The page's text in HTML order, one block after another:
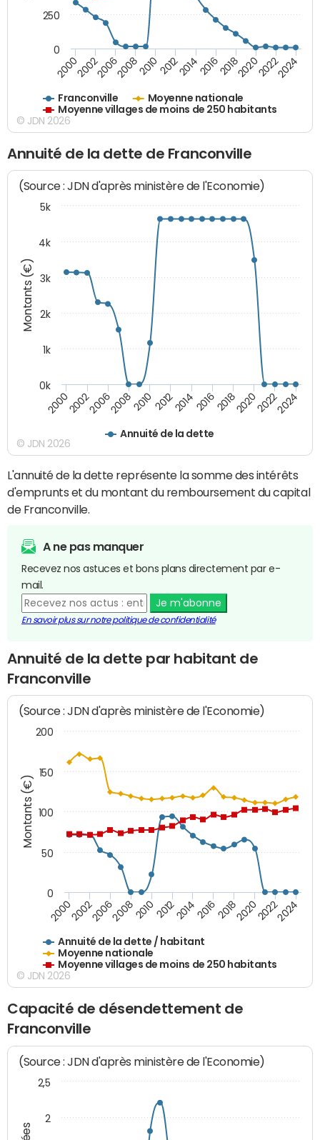
Franconville
Moyenne nationale
Moyenne villages de moins de 250 habitants
200020022006200820102012201420162018202020222024
0
250
© JDN 2026
Annuité de la dette de Franconville
Montants (€)
(Source : JDN d'après ministère de l'Economie)
Annuité de la dette
20002002200620082010 2012201420162018202020222024
0k
1k
2k
3k
4k
5k
© JDN 2026
L'annuité de la dette représente la somme des intérêts
d'emprunts et du montant du remboursement du capital
de Franconville.
A ne pas manquer
Recevez nos astuces et bons plans directement par e-
mail.
Je m'abonne
En savoir plus sur notre politique de confidentialité
Annuité de la dette par habitant de
Franconville
Montants (€)
(Source : JDN d'après ministère de l'Economie)
Annuité de la dette / habitant
Moyenne nationale
Moyenne villages de moins de 250 habitants
200020022006200820102012201420162018202020222024
0
50
100
150
200
© JDN 2026
Capacité de désendettement de
Franconville
(Source : JDN d'après ministère de l'Economie)
2
2,5